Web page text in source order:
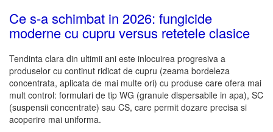
Ce s-a schimbat in 2026: fungicide
moderne cu cupru versus retetele clasice
Tendinta clara din ultimii ani este inlocuirea progresiva a
produselor cu continut ridicat de cupru (zeama bordeleza
concentrata, aplicata de mai multe ori) cu produse care ofera mai
mult control: formulari de tip WG (granule dispersabile in apa), SC
(suspensii concentrate) sau CS, care permit dozare precisa si
acoperire mai uniforma.